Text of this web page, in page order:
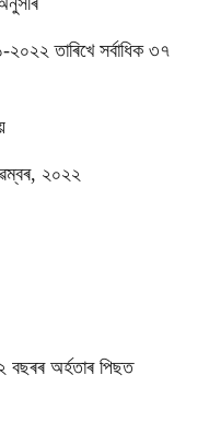
তাৰিখে সৰ্বাধিক ৩৭
২০২২
বছৰৰ অৰ্হতাৰ পিছত